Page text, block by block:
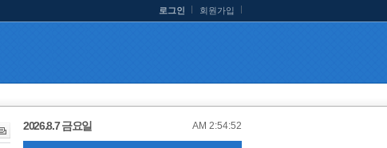
로그인 회원가입
2026.8.7 금요일 AM 2:54:53